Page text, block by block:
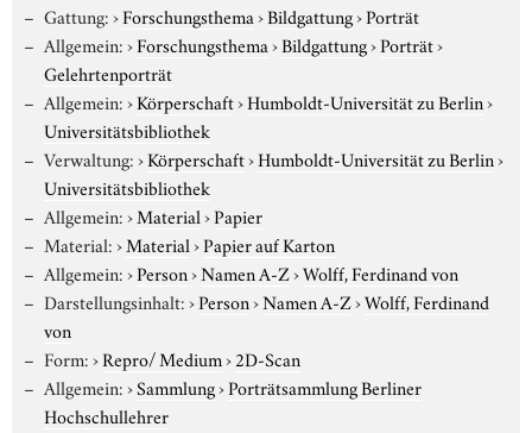
Gattung:›Forschungsthema›Bildgattung›Porträt
Allgemein:›Forschungsthema›Bildgattung›Porträt›
Gelehrtenporträt
Allgemein:›Körperschaft›Humboldt-Universität zu Berlin›
Universitätsbibliothek
Verwaltung:›Körperschaft›Humboldt-Universität zu Berlin›
Universitätsbibliothek
Allgemein:›Material›Papier
Material:›Material›Papier auf Karton
Allgemein:›Person›Namen A-Z›Wolff, Ferdinand von
Darstellungsinhalt:›Person›Namen A-Z›Wolff, Ferdinand
von
Form:›Repro/ Medium›2D-Scan
Allgemein:›Sammlung›Porträtsammlung Berliner
Hochschullehrer